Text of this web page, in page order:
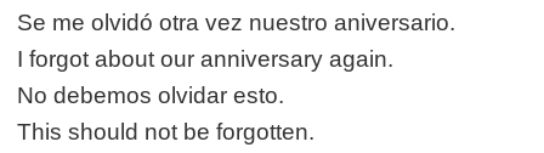
Se me olvidó otra vez nuestro aniversario.
I forgot about our anniversary again.
No debemos olvidar esto.
This should not be forgotten.